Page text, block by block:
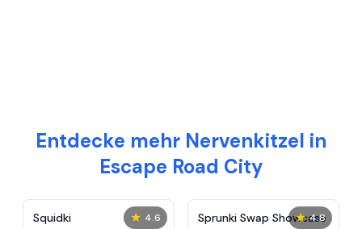
Entdecke mehr Nervenkitzel in
Escape Road City
★ 4.6
Squidki ★ 4.8
Sprunki Swap Showcase